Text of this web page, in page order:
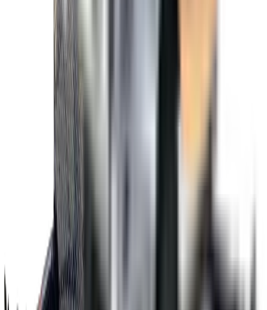
&bull; PROT&Egrave;GE-PIERRE 24 POUCES À
L&rsquo;AVANT